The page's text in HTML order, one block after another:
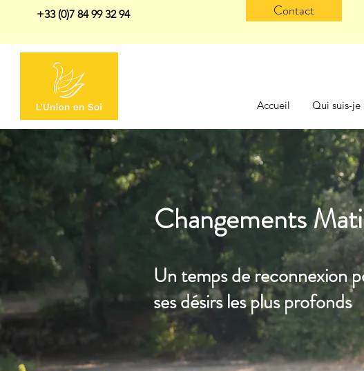
+33 (0)7 84 99 32 94 Contact
Accueil Qui suis-je
Changements
Un temps de reconnexion
ses désirs les plus profonds